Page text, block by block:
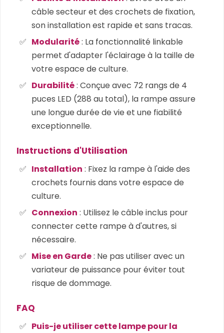
câble secteur et des crochets de fixation,
son installation est rapide et sans tracas.
Modularité: La fonctionnalité linkable
permet d'adapter l'éclairage à la taille de
votre espace de culture.
Durabilité: Conçue avec 72 rangs de 4
puces LED (288 au total), la rampe assure
une longue durée de vie et une fiabilité
exceptionnelle.
Instructions d'Utilisation
Installation : Fixez la rampe à l'aide des
crochets fournis dans votre espace de
culture.
Connexion : Utilisez le câble inclus pour
connecter cette rampe à d'autres, si
nécessaire.
Mise en Garde: Ne pas utiliser avec un
variateur de puissance pour éviter tout
risque de dommage.
FAQ
Puis-je utiliser cette lampe pour la